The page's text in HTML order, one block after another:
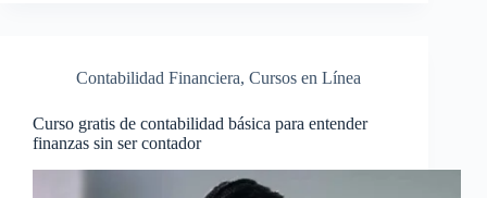
Contabilidad Financiera, Cursos en Línea
Curso gratis de contabilidad básica para entender
finanzas sin ser contador